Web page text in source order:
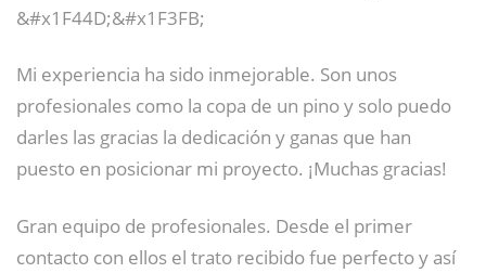
&#x1F44D;&#x1F3FB;
Mi experiencia ha sido inmejorable. Son unos
profesionales como la copa de un pino y solo puedo
darles las gracias la dedicación y ganas que han
puesto en posicionar mi proyecto. ¡Muchas gracias!
Gran equipo de profesionales. Desde el primer
contacto con ellos el trato recibido fue perfecto y así